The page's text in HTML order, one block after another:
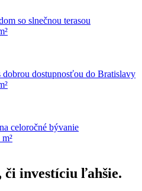
so slnečnou terasou
dostupnosťou do Bratislavy
celoročné bývanie
či investíciu ľahšie.